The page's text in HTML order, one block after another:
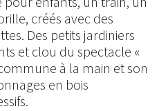
créés avec des
Des petits jardiniers
et clou du spectacle «
à la main et son
en bois